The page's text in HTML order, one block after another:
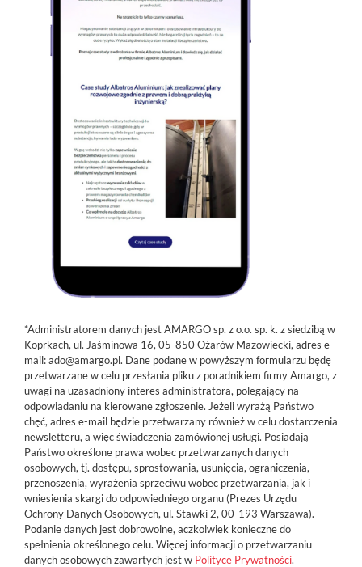
*Administratorem danych jest AMARGO sp. z o.o. sp. k. z siedzibą w
Koprkach, ul. Jaśminowa 16, 05-850 Ożarów Mazowiecki, adres e-
mail: ado@amargo.pl. Dane podane w powyższym formularzu będę
przetwarzane w celu przesłania pliku z poradnikiem firmy Amargo, z
uwagi na uzasadniony interes administratora, polegający na
odpowiadaniu na kierowane zgłoszenie. Jeżeli wyrażą Państwo
chęć, adres e-mail będzie przetwarzany również w celu dostarczenia
newsletteru, a więc świadczenia zamówionej usługi. Posiadają
Państwo określone prawa wobec przetwarzanych danych
osobowych, tj. dostępu, sprostowania, usunięcia, ograniczenia,
przenoszenia, wyrażenia sprzeciwu wobec przetwarzania, jak i
wniesienia skargi do odpowiedniego organu (Prezes Urzędu
Ochrony Danych Osobowych, ul. Stawki 2, 00-193 Warszawa).
Podanie danych jest dobrowolne, aczkolwiek konieczne do
spełnienia określonego celu. Więcej informacji o przetwarzaniu
danych osobowych zawartych jest w Polityce Prywatności.